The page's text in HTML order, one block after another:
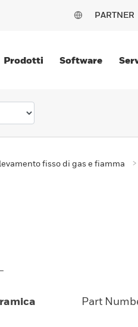
PARTNER
Prodotti Software
fisso di gas e fiamma
Part